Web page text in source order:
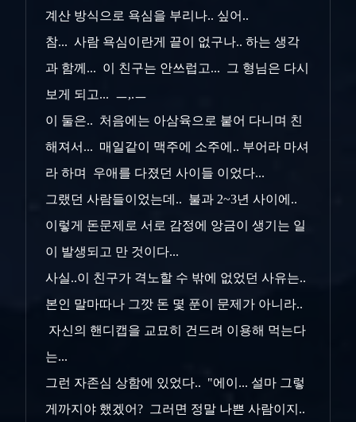
계산 방식으로 욕심을 부리나.. 싶어..
참... 사람 욕심이란게 끝이 없구나.. 하는 생각
과 함께... 이 친구는 안쓰럽고... 그 형님은 다시
보게 되고... ㅡ,.ㅡ
이 둘은.. 처음에는 아삼육으로 붙어 다니며 친
해져서... 매일같이 맥주에 소주에.. 부어라 마셔
라 하며 우애를 다졌던 사이들 이었다...
그랬던 사람들이었는데.. 불과 2~3년 사이에..
이렇게 돈문제로 서로 감정에 앙금이 생기는 일
이 발생되고 만 것이다...
사실..이 친구가 격노할 수 밖에 없었던 사유는..
본인 말마따나 그깟 돈 몇 푼이 문제가 아니라..
자신의 핸디캡을 교묘히 건드려 이용해 먹는다
는...
그런 자존심 상함에 있었다.. "에이... 설마 그렇
게까지야 했겠어? 그러면 정말 나쁜 사람이지..